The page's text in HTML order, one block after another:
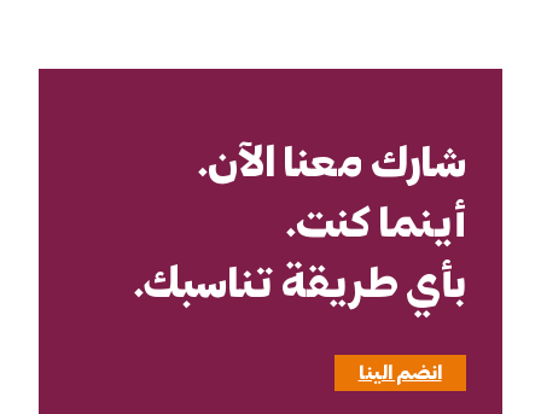
شارك معنا الآن.
أينما كنت.
بأي طريقة تناسبك.
انضم الينا